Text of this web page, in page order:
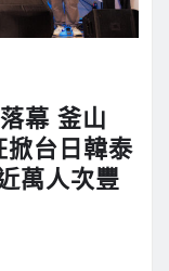
幕 釜山
掀台日韓泰
萬人次豐